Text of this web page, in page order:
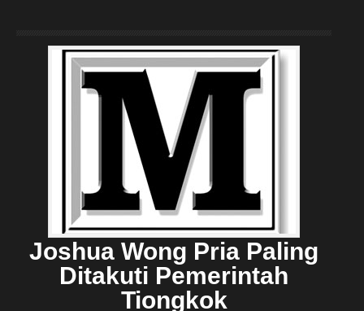
Joshua Wong Pria Paling
Ditakuti Pemerintah
Tiongkok